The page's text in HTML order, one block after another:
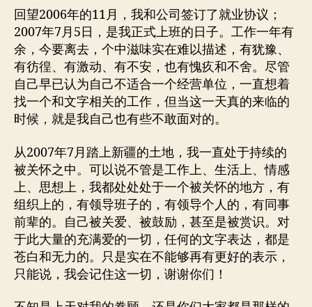
回望2006年的11月，我和公司签订了就业协议；
2007年7月5日，是我正式上班的日子。工作一年有
余，今要离去，个中滋味实在难以描述，有犹豫、
有彷徨、有激动、有不安，也有愧疚和不舍。尽管
自己早已认为自己不适合一个经营单位，一直想着
找一个和文字相关的工作，但当这一天真的来临的
时候，就是我自己也有些不敢面对的。
从2007年7月踏上新疆的土地，我一直处于持续的
被关怀之中。可以说不管是工作上、生活上、情感
上、思想上，我都处处处于一个被关怀的地方，有
组织上的，有领导班子的，有领导个人的，有同事
前辈的。自己被关爱、被鼓励，甚至是被赏识。对
于此大量的充满爱的一切，任何的文字表达，都是
苍白和无力的。只是实在不能够再有更好的表示，
只能说，我会记住这一切，谢谢你们！